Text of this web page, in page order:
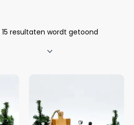
15 resultaten wordt getoond